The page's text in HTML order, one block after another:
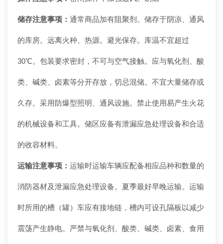
储存注意事项： 通常商品加有阻聚剂。储存于阴凉、通风
的库房。远离火种、热源。避光保存。库温不宜超过
30℃。包装要求密封，不可与空气接触。应与氧化剂、酸
类、碱类、卤素等分开存放，切忌混储。不宜大量储存或
久存。采用防爆型照明、通风设施。禁止使用易产生火花
的机械设备和工具。储区应备有泄漏应急处理设备和合适
的收容材料。
运输注意事项： 运输时运输车辆应配备相应品种和数量的
消防器材及泄漏应急处理设备。夏季最好早晚运输。运输
时所用的槽（罐）车应有接地链，槽内可设孔隔板以减少
震荡产生静电。严禁与氧化剂、酸类、碱类、卤素、食用